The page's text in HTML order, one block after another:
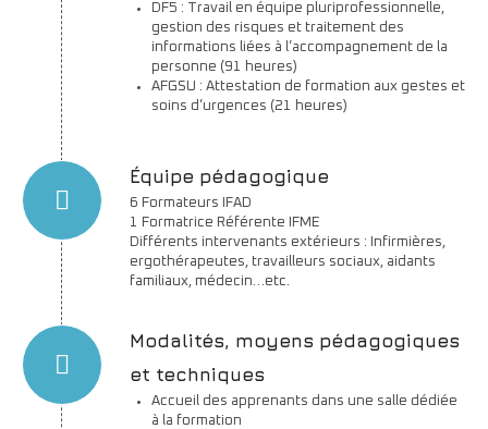
DF5 : Travail en équipe pluriprofessionnelle,
gestion des risques et traitement des
informations liées à l’accompagnement de la
personne (91 heures)
AFGSU : Attestation de formation aux gestes et
soins d’urgences (21 heures)
Équipe pédagogique
6 Formateurs IFAD
1 Formatrice Référente IFME
Différents intervenants extérieurs : Infirmières,
ergothérapeutes, travailleurs sociaux, aidants
familiaux, médecin…etc.
Modalités, moyens pédagogiques
et techniques
Accueil des apprenants dans une salle dédiée
à la formation